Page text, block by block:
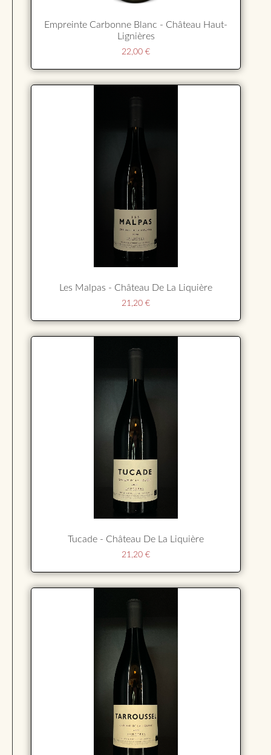
Empreinte Carbonne Blanc - Château Haut-
Lignières
22,00 €
Les Malpas - Château De La Liquière
21,20 €
Tucade - Château De La Liquière
21,20 €